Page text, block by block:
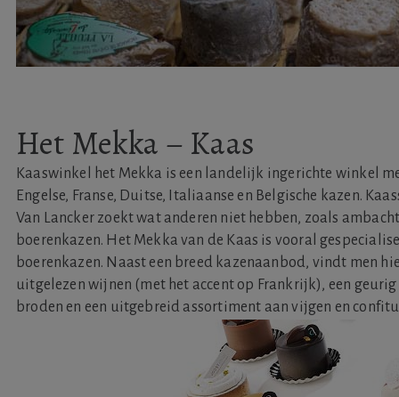
Het Mekka – Kaas
Kaaswinkel het Mekka is een landelijk ingerichte winkel
Engelse, Franse, Duitse, Italiaanse en Belgische kazen.
Van Lancker zoekt wat anderen niet hebben, zoals
boerenkazen. Het Mekka van de Kaas is vooral
boerenkazen. Naast een breed kazenaanbod, vindt men
uitgelezen wijnen (met het accent op Frankrijk), een
broden en een uitgebreid assortiment aan vijgen en